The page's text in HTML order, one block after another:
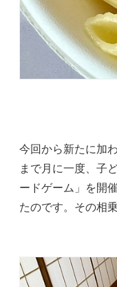
今回から新たに加
まで月に一度、子
ードゲーム」を開
たのです。その相